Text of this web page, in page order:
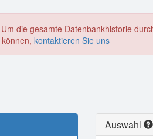
Um die gesamte Datenbankhistorie
kontaktieren Sie uns
Auswahl